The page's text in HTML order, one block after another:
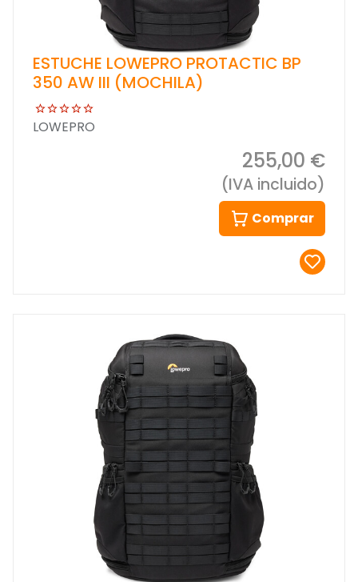
ESTUCHE LOWEPRO PROTACTIC BP
350 AW III (MOCHILA)
LOWEPRO
255,00 €
(IVA incluido)
Comprar